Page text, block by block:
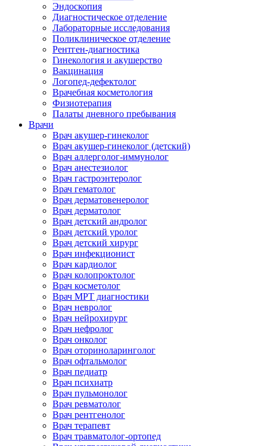
Эндоскопия
Диагностическое отделение
Лабораторные исследования
Поликлиническое отделение
Рентген-диагностика
Гинекология и акушерство
Вакцинация
Логопед-дефектолог
Врачебная косметология
Физиотерапия
Палаты дневного пребывания
Врачи
Врач акушер-гинеколог
Врач акушер-гинеколог (детский)
Врач аллерголог-иммунолог
Врач анестезиолог
Врач гастроэнтеролог
Врач гематолог
Врач дерматовенеролог
Врач дерматолог
Врач детский андролог
Врач детский уролог
Врач детский хирург
Врач инфекционист
Врач кардиолог
Врач колопроктолог
Врач косметолог
Врач МРТ диагностики
Врач невролог
Врач нейрохирург
Врач нефролог
Врач онколог
Врач оториноларинголог
Врач офтальмолог
Врач педиатр
Врач психиатр
Врач пульмонолог
Врач ревматолог
Врач рентгенолог
Врач терапевт
Врач травматолог-ортопед